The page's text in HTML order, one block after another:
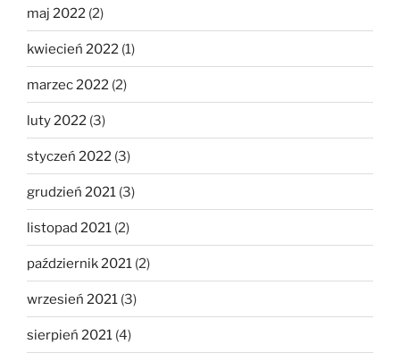
maj 2022 (2)
kwiecień 2022 (1)
marzec 2022 (2)
luty 2022 (3)
styczeń 2022 (3)
grudzień 2021 (3)
listopad 2021 (2)
październik 2021 (2)
wrzesień 2021 (3)
sierpień 2021 (4)